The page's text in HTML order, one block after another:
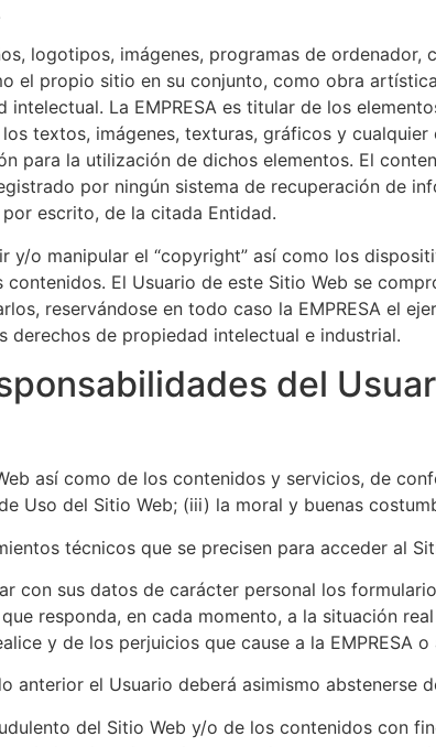
logotipos, imágenes, programas de ordenador,
el propio sitio en su conjunto, como obra
La EMPRESA es titular de los
textos, imágenes, texturas, gráficos y
para la utilización de dichos elementos. El
por ningún sistema de recuperación de
escrito, de la citada Entidad.
y/o manipular el “copyright” así como los
El Usuario de este Sitio Web se
reservándose en todo caso la EMPRESA el
derechos de propiedad intelectual e industrial.
del
así como de los contenidos y servicios, de
Uso del Sitio Web; (iii) la moral y buenas
técnicos que se precisen para acceder al
con sus datos de carácter personal los
responda, en cada momento, a la situación
y de los perjuicios que cause a la EMPRESA
anterior el Usuario deberá asimismo abstenerse
del Sitio Web y/o de los contenidos con